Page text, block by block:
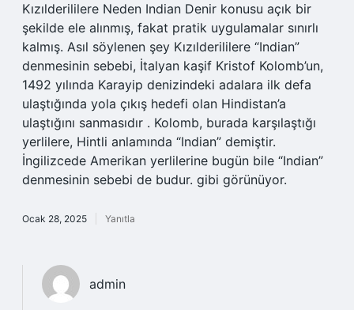
Kızılderililere Neden Indian Denir konusu açık bir
şekilde ele alınmış, fakat pratik uygulamalar sınırlı
kalmış. Asıl söylenen şey Kızılderililere “Indian”
denmesinin sebebi, İtalyan kaşif Kristof Kolomb’un,
1492 yılında Karayip denizindeki adalara ilk defa
ulaştığında yola çıkış hedefi olan Hindistan’a
ulaştığını sanmasıdır . Kolomb, burada karşılaştığı
yerlilere, Hintli anlamında “Indian” demiştir.
İngilizcede Amerikan yerlilerine bugün bile “Indian”
denmesinin sebebi de budur. gibi görünüyor.
Ocak 28, 2025 Yanıtla
admin